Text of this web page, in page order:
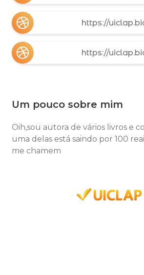
https://
https://
Um pouco sobre mim
Oih,sou autora de vários livros e
uma delas está saindo por 100
me chamem